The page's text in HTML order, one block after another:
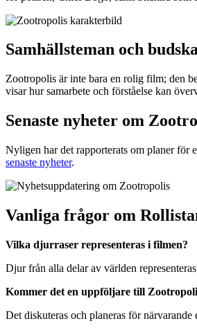
Samhällsteman och
Zootropolis är inte bara en rolig film; den
visar hur samarbete och förståelse kan
Senaste nyheter om
Nyligen har det rapporterats om planer för
senaste nyheter.
Vanliga frågor om
Vilka djurraser representeras i filmen?
Djur från alla delar av världen
Kommer det en uppföljare till
Det diskuteras och planeras för närvarande